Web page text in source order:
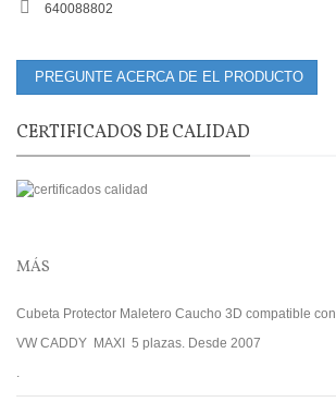
640088802
PREGUNTE ACERCA DE EL PRODUCTO
CERTIFICADOS DE CALIDAD
MÁS
Cubeta Protector Maletero Caucho 3D compatible con
VW CADDY MAXI 5 plazas. Desde 2007
.